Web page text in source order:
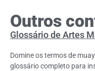
Outros
Glossário de Artes
Domine os termos de
glossário completo para